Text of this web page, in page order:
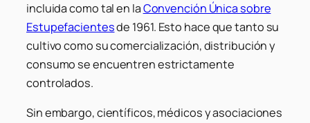
incluida como tal en laConvención Única sobre
Estupefacientesde 1961. Esto hace que tanto su
cultivo como su comercialización, distribución y
consumo se encuentren estrictamente
controlados.
Sin embargo, científicos, médicos y asociaciones